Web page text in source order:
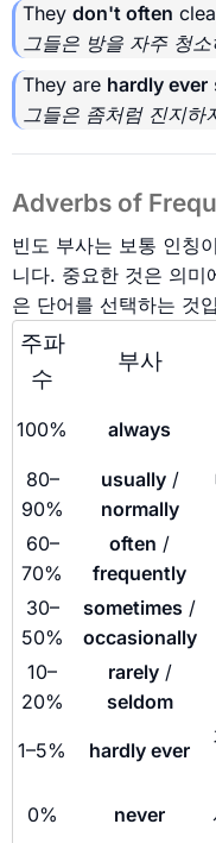
They don't often
그들은 방을 자주 청
They are hardly ever
그들은 좀처럼 진지하
Adverbs of
빈도 부사는 보통 인칭
니다. 중요한 것은 의미
은 단어를 선택하는 것
주파
수
부사
100% always
80–
90%
usually/
normally
60–
70%
often /
frequently
30–
50%
sometimes /
occasionally
10–
20%
rarely/
seldom
1–5% hardly ever
0% never